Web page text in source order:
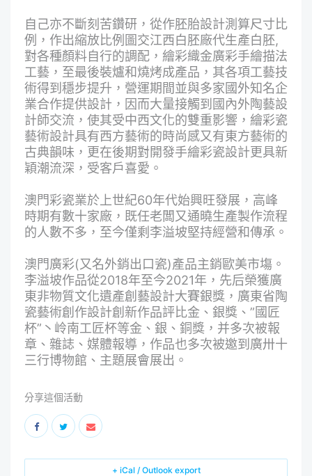
自己亦不斷刻苦鑽研，從作胚胎設計測算尺寸比
例，作出縮放比例圖交江西白胚廠代生產白胚,
對各種顏料自行的調配，繪彩織金廣彩手繪描法
工藝，至最後裝爐和燒烤成產品，其各項工藝技
術得到穩步提升，營運期間並與多家國外知名企
業合作提供設計，因而大量接觸到國內外陶藝設
計師交流，使其受中西文化的雙重影響，繪彩瓷
藝術設計具有西方藝術的時尚感又有東方藝術的
古典韻味，更在後期對開發手繪彩瓷設計更具新
穎潮流深，受客戶喜愛。
澳門彩瓷業於上世紀60年代始興旺發展，高峰
時期有數十家廠，既任老闆又通曉生產製作流程
的人數不多，至今僅剩李溢坡堅持經營和傳承。
澳門廣彩(又名外銷出口瓷)產品主銷歐美市塲。
李溢坡作品從2018年至今2021年，先后榮獲廣
東非物質文化遺產創藝設計大賽銀獎，廣東省陶
瓷藝術創作設計創新作品評比金、銀獎、”國匠
杯”丶岭南工匠杯等金、銀、銅獎，并多次被報
章、雜誌、媒體報導，作品也多次被邀到廣卅十
三行博物館、主題展會展出。
分享這個活動
+ iCal / Outlook export